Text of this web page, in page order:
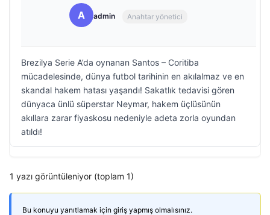
A admin Anahtar yönetici
Brezilya Serie A’da oynanan Santos – Coritiba
mücadelesinde, dünya futbol tarihinin en akılalmaz ve en
skandal hakem hatası yaşandı! Sakatlık tedavisi gören
dünyaca ünlü süperstar Neymar, hakem üçlüsünün
akıllara zarar fiyaskosu nedeniyle adeta zorla oyundan
atıldı!
1 yazı görüntüleniyor (toplam 1)
Bu konuyu yanıtlamak için giriş yapmış olmalısınız.